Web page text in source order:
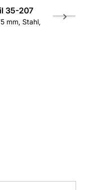
35-207
mm, Stahl,